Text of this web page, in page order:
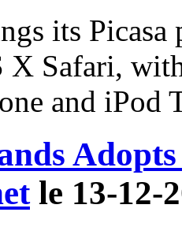
its
Safari,
and iPod
le 13-12-